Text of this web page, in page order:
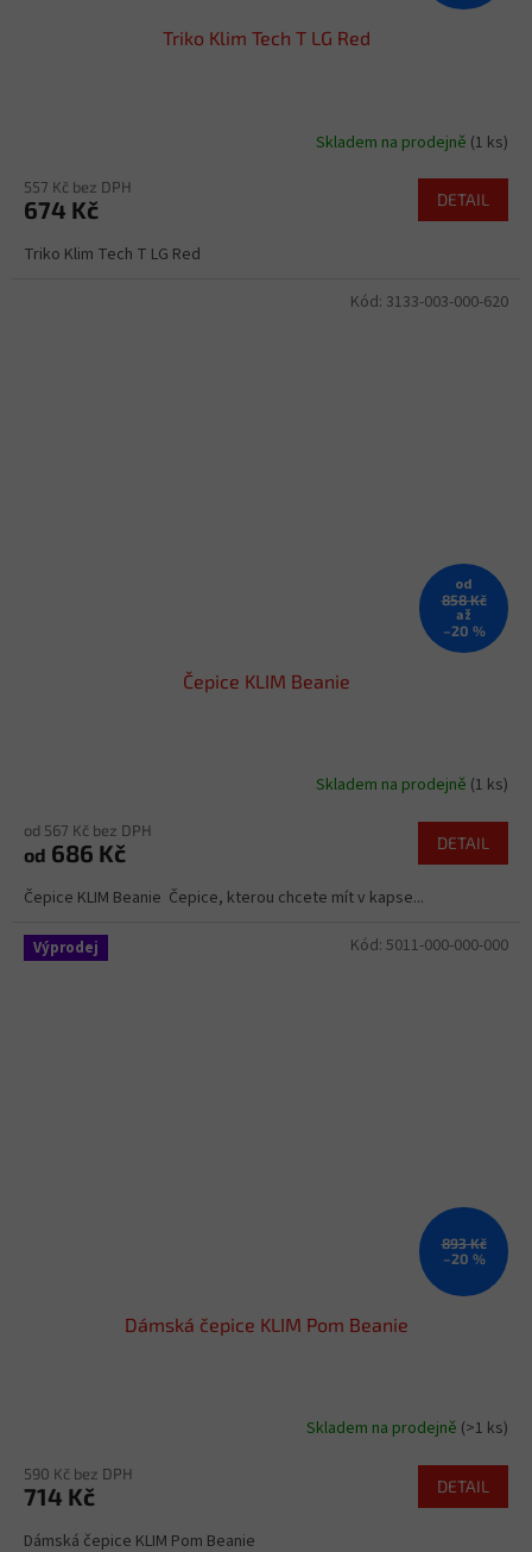
Triko Klim Tech T LG Red
Skladem na prodejně (1 ks)
557 Kč bez DPH
674 Kč DETAIL
Triko Klim Tech T LG Red
od
858 Kč
až
–20 %
Čepice KLIM Beanie
Skladem na prodejně (1 ks)
od 567 Kč bez DPH
od 686 Kč DETAIL
Čepice KLIM Beanie Čepice, kterou chcete mít v kapse...
Kód: 3133-003-000-620
Výprodej
893 Kč
–20 %
Dámská čepice KLIM Pom Beanie
Skladem na prodejně (>1 ks)
590 Kč bez DPH
714 Kč DETAIL
Dámská čepice KLIM Pom Beanie
Kód: 5011-000-000-000